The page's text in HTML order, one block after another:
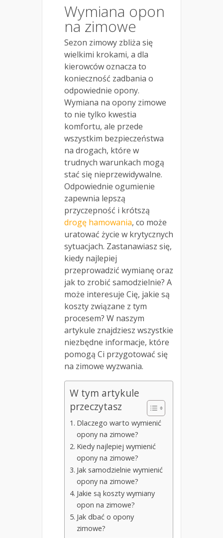
Wymiana opon
na zimowe
Sezon zimowy zbliża się
wielkimi krokami, a dla
kierowców oznacza to
konieczność zadbania o
odpowiednie opony.
Wymiana na opony zimowe
to nie tylko kwestia
komfortu, ale przede
wszystkim bezpieczeństwa
na drogach, które w
trudnych warunkach mogą
stać się nieprzewidywalne.
Odpowiednie ogumienie
zapewnia lepszą
przyczepność i krótszą
drogę hamowania, co może
uratować życie w krytycznych
sytuacjach. Zastanawiasz się,
kiedy najlepiej
przeprowadzić wymianę oraz
jak to zrobić samodzielnie? A
może interesuje Cię, jakie są
koszty związane z tym
procesem? W naszym
artykule znajdziesz wszystkie
niezbędne informacje, które
pomogą Ci przygotować się
na zimowe wyzwania.
W tym artykule
przeczytasz
Dlaczego warto wymienić
opony na zimowe?
Kiedy najlepiej wymienić
opony na zimowe?
Jak samodzielnie wymienić
opony na zimowe?
Jakie są koszty wymiany
opon na zimowe?
Jak dbać o opony
zimowe?